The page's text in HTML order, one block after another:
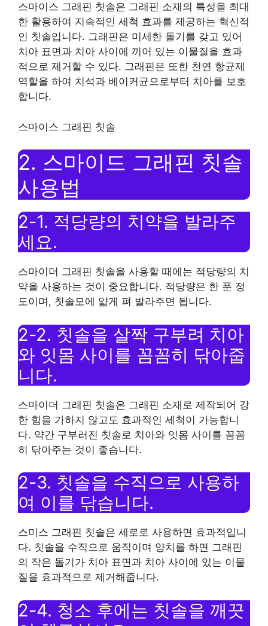
스마이스 그래핀 칫솔은 그래핀 소재의 특성을 최대
한 활용하여 지속적인 세척 효과를 제공하는 혁신적
인 칫솔입니다. 그래핀은 미세한 돌기를 갖고 있어
치아 표면과 치아 사이에 끼어 있는 이물질을 효과
적으로 제거할 수 있다. 그래핀은 또한 천연 항균제
역할을 하여 치석과 베이커균으로부터 치아를 보호
합니다.
스마이스 그래핀 칫솔
2. 스마이드 그래핀 칫솔
사용법
2-1. 적당량의 치약을 발라주
세요.
스마이더 그래핀 칫솔을 사용할 때에는 적당량의 치
약을 사용하는 것이 중요합니다. 적당량은 한 푼 정
도이며, 칫솔모에 얇게 펴 발라주면 됩니다.
2-2. 칫솔을 살짝 구부려 치아
와 잇몸 사이를 꼼꼼히 닦아줍
니다.
스마이더 그래핀 칫솔은 그래핀 소재로 제작되어 강
한 힘을 가하지 않고도 효과적인 세척이 가능합니
다. 약간 구부러진 칫솔로 치아와 잇몸 사이를 꼼꼼
히 닦아주는 것이 좋습니다.
2-3. 칫솔을 수직으로 사용하
여 이를 닦습니다.
스미스 그래핀 칫솔은 세로로 사용하면 효과적입니
다. 칫솔을 수직으로 움직이며 양치를 하면 그래핀
의 작은 돌기가 치아 표면과 치아 사이에 있는 이물
질을 효과적으로 제거해줍니다.
2-4. 청소 후에는 칫솔을 깨끗